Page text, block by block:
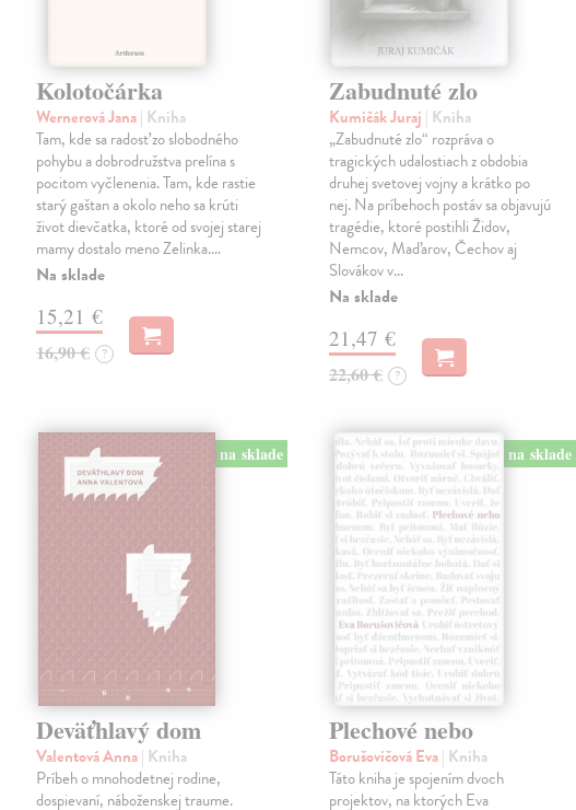
Kolotočárka
Wernerová Jana| Kniha
Tam, kde sa radosť zo slobodného
pohybu a dobrodružstva prelína s
pocitom vyčlenenia. Tam, kde rastie
starý gaštan a okolo neho sa krúti
život dievčatka, ktoré od svojej starej
mamy dostalo meno Zelinka.…
Na sklade
15,21 €
16,90 € ?
Zabudnuté zlo
Kumičák Juraj | Kniha
„Zabudnuté zlo“ rozpráva o
tragických udalostiach z obdobia
druhej svetovej vojny a krátko po
nej. Na príbehoch postáv sa objavujú
tragédie, ktoré postihli Židov,
Nemcov, Maďarov, Čechov aj
Slovákov v…
Na sklade
21,47 €
22,60 € ?
na sklade
Deväťhlavý dom
Valentová Anna| Kniha
Príbeh o mnohodetnej rodine,
dospievaní, náboženskej traume.
na sklade
Plechové nebo
Borušovičová Eva| Kniha
Táto kniha je spojením dvoch
projektov, na ktorých Eva